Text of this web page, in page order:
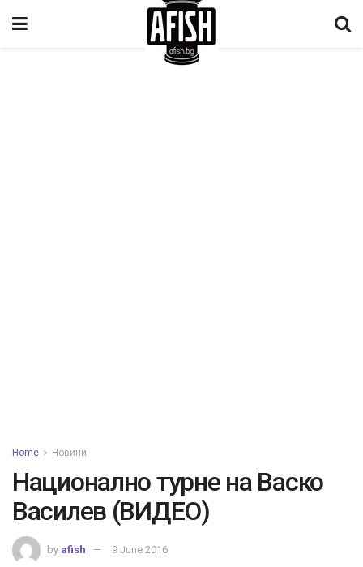
Home Новини
Национално турне на Васко
Василев (ВИДЕО)
by afish 9 June 2016